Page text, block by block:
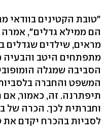
"טובת הקטינים בוודאי
הם ממילא גדלים",
מראים, שילדים שגדלים
מתפתחים היטב והבעיה
הסביבה שמגלה
המשפט והחברה
תיפתרנה. זה, כאמור,
וחברתית לכך. הכרה
לסביות בהכרח יקדם את